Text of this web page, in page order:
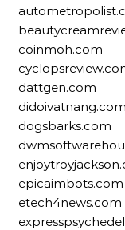
coinmoh.com
dattgen.com
didoivatnang.com
dogsbarks.com
epicaimbots.com
etech4news.com